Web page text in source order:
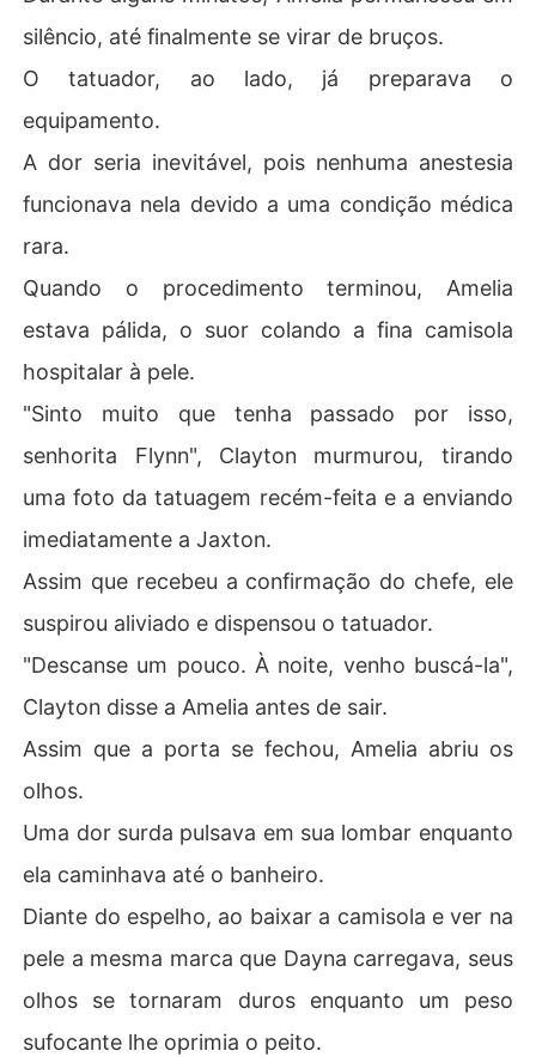
silêncio, até finalmente se virar de bruços.
O tatuador, ao lado, já preparava o
equipamento.
A dor seria inevitável, pois nenhuma anestesia
funcionava nela devido a uma condição médica
rara.
Quando o procedimento terminou, Amelia
estava pálida, o suor colando a fina camisola
hospitalar à pele.
"Sinto muito que tenha passado por isso,
senhorita Flynn", Clayton murmurou, tirando
uma foto da tatuagem recém-feita e a enviando
imediatamente a Jaxton.
Assim que recebeu a confirmação do chefe, ele
suspirou aliviado e dispensou o tatuador.
"Descanse um pouco. À noite, venho buscá-la",
Clayton disse a Amelia antes de sair.
Assim que a porta se fechou, Amelia abriu os
olhos.
Uma dor surda pulsava em sua lombar enquanto
ela caminhava até o banheiro.
Diante do espelho, ao baixar a camisola e ver na
pele a mesma marca que Dayna carregava, seus
olhos se tornaram duros enquanto um peso
sufocante lhe oprimia o peito.